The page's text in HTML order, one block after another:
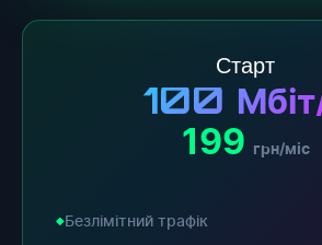
Старт
100
199 грн/міс
Безлімітний трафік